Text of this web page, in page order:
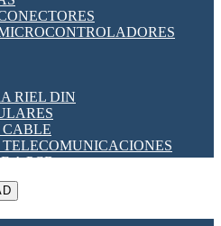
PANEL
DE CARRERA
Y TC'S DE CORRIENTE
LÓGICO PROGRAMABLES
HORARIO
RIEL DIN
CABLE
A PCB